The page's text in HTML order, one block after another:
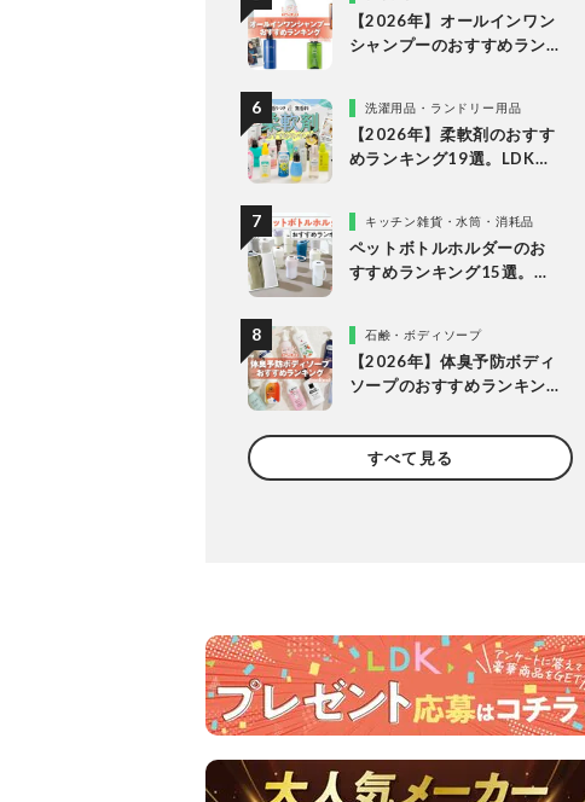
【2026年】オールインワン
シャンプーのおすすめラン
をプロと比較
洗濯用品・ランドリー用品
【2026年】柔軟剤のおすす
めランキング19選。LDKが
キッチン雑貨・水筒・消耗品
ペットボトルホルダーのお
すすめランキング15選。
石鹸・ボディソープ
【2026年】体臭予防ボディ
ソープのおすすめランキン
人気商品を比較
すべて見る